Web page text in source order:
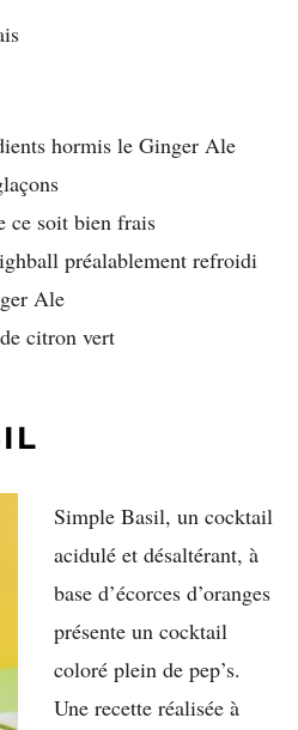
hormis le Ginger Ale
ce soit bien frais
préalablement refroidi
Ale
citron vert
Simple Basil, un cocktail
acidulé et désaltérant, à
base d’écorces d’oranges
présente un cocktail
coloré plein de pep’s.
Une recette réalisée à